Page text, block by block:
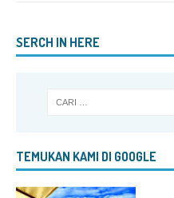
SERCH IN HERE
TEMUKAN KAMI DI GOOGLE